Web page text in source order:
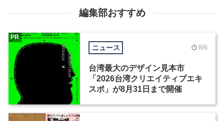
編集部おすすめ
ニュース 8/6
台湾最大のデザイン見本市
「2026台湾クリエイティブエキ
スポ」が8月31日まで開催
PR